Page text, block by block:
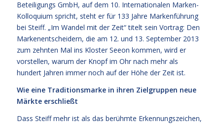
Beteiligungs GmbH, auf dem 10. Internationalen Marken-
Kolloquium spricht, steht er für 133 Jahre Markenführung
bei Steiff. „Im Wandel mit der Zeit“ titelt sein Vortrag: Den
Markenentscheidern, die am 12. und 13. September 2013
zum zehnten Mal ins Kloster Seeon kommen, wird er
vorstellen, warum der Knopf im Ohr nach mehr als
hundert Jahren immer noch auf der Höhe der Zeit ist.
Wie eine Traditionsmarke in ihren Zielgruppen neue
Märkte erschließt
Dass Steiff mehr ist als das berühmte Erkennungszeichen,